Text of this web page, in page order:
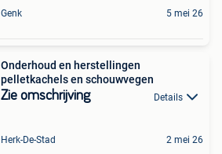
Genk 5 mei 26
Onderhoud en herstellingen
pelletkachels en schouwvegen
Zie omschrijving Details
Herk-De-Stad 2 mei 26